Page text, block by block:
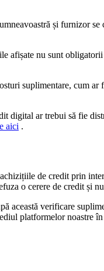
și furnizor se
afișate nu sunt
suplimentare, cum ar
digital ar trebui să fie
aici .
de credit prin
o cerere de credit și
această verificare
platformelor noastre